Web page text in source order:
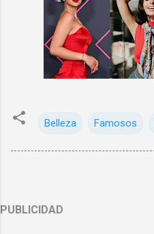
Belleza Famosos
PUBLICIDAD